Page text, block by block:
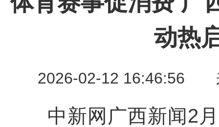
动热
2026-02-12 16:46:56
中新网广西新闻2月